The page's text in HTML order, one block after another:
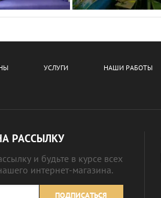
УСЛУГИ НАШИ РАБОТЫ
РАССЫЛКУ
и будьте в курсе всех
интернет-магазина.
ПОДПИСАТЬСЯ